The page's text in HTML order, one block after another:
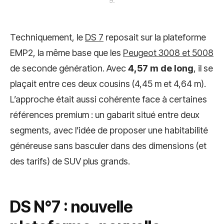
Techniquement, le DS 7 reposait sur la plateforme
EMP2, la même base que les Peugeot 3008 et 5008
de seconde génération. Avec4,57 m de long, il se
plaçait entre ces deux cousins (4,45 m et 4,64 m).
L’approche était aussi cohérente face à certaines
références premium : un gabarit situé entre deux
segments, avec l’idée de proposer une habitabilité
généreuse sans basculer dans des dimensions (et
des tarifs) de SUV plus grands.
DS N°7 : nouvelle